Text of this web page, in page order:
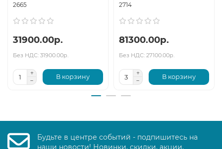
2665
31900.00р.
Без НДС: 31900.00р.
В корзину
2714
81300.00р.
Без НДС: 27100.00р.
В корзину
Будьте в центре событий - подпишитесь на
наши новости! Новинки, скидки, акции.